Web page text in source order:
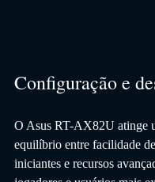
Configuração e
O Asus RT-AX82U atinge
equilíbrio entre facilidade
iniciantes e recursos